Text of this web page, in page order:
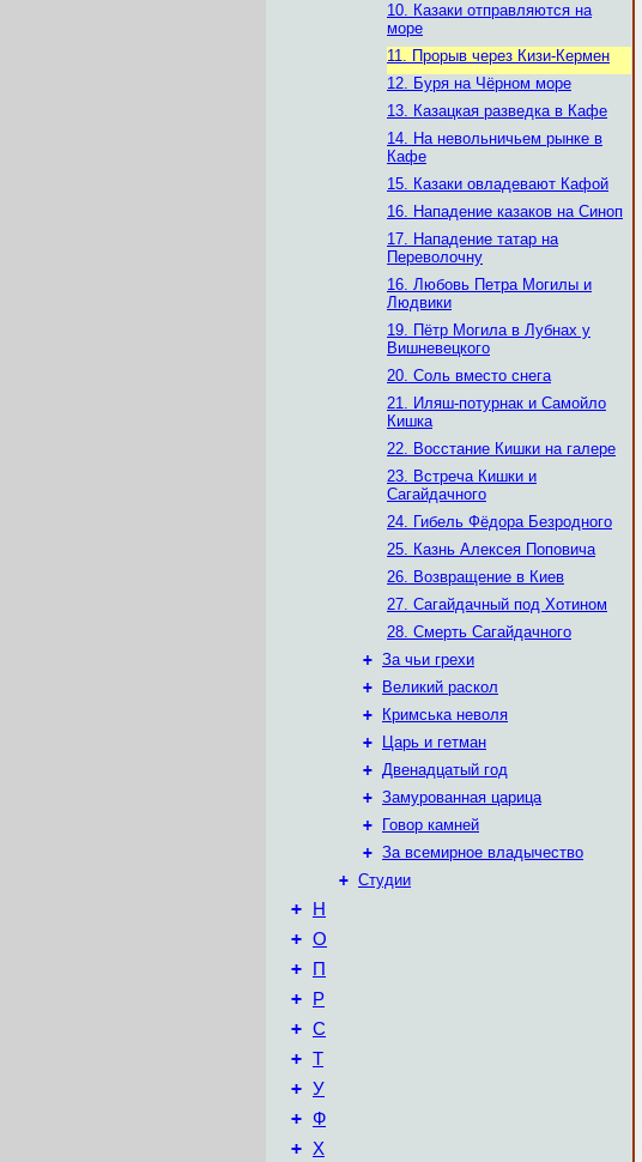
10. Казаки отправляются на
море
11. Прорыв через Кизи-Кермен
12. Буря на Чёрном море
13. Казацкая разведка в Кафе
14. На невольничьем рынке в
Кафе
15. Казаки овладевают Кафой
16. Нападение казаков на Синоп
17. Нападение татар на
Переволочну
16. Любовь Петра Могилы и
Людвики
19. Пётр Могила в Лубнах у
Вишневецкого
20. Соль вместо снега
21. Иляш-потурнак и Самойло
Кишка
22. Восстание Кишки на галере
23. Встреча Кишки и
Сагайдачного
24. Гибель Фёдора Безродного
25. Казнь Алексея Поповича
26. Возвращение в Киев
27. Сагайдачный под Хотином
28. Смерть Сагайдачного
+ За чьи грехи
+
Великий раскол
+
Кримська неволя
+
Царь и гетман
+ Двенадцатый год
+ Замурованная царица
+
Говор камней
+ За всемирное владычество
+ Студии
+ Н
+ О
+ П
+ Р
+ С
+ Т
+ У
+ Ф
+ Х